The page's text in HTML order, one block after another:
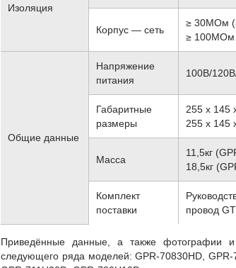
Изоляция
Корпус — сеть
≥ 30МОм
≥ 100МОм
Общие данные
Напряжение
питания
100В/
Габаритные
размеры
255 х 145
255 х 145
Масса
11,5кг
18,5кг
Комплект
поставки
провод
Приведённые данные, а также фотографии
следующего ряда моделей:GPR-70830HD,